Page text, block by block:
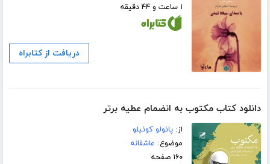
۱ ساعت و ۴۴ دقیقه
دریافت از کتابراه
دانلود کتاب مکتوب به انضمام عطیه برتر
از:پائولو کوئیلو
موضوع: عاشقانه
۱۶۰ صفحه